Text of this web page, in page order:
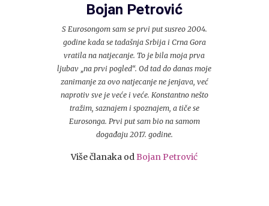
Bojan Petrović
S Eurosongom sam se prvi put susreo 2004.
godine kada se tadašnja Srbija i Crna Gora
vratila na natjecanje. To je bila moja prva
ljubav „na prvi pogled“. Od tad do danas moje
zanimanje za ovo natjecanje ne jenjava, već
naprotiv sve je veće i veće. Konstantno nešto
tražim, saznajem i spoznajem, a tiče se
Eurosonga. Prvi put sam bio na samom
događaju 2017. godine.
Više članaka odBojan Petrović